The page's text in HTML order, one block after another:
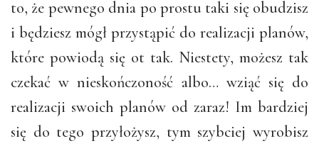
to, że pewnego dnia po prostu taki się obudzisz
i będziesz mógł przystąpić do realizacji planów,
które powiodą się ot tak. Niestety, możesz tak
czekać w nieskończoność albo… wziąć się do
realizacji swoich planów od zaraz! Im bardziej
się do tego przyłożysz, tym szybciej wyrobisz